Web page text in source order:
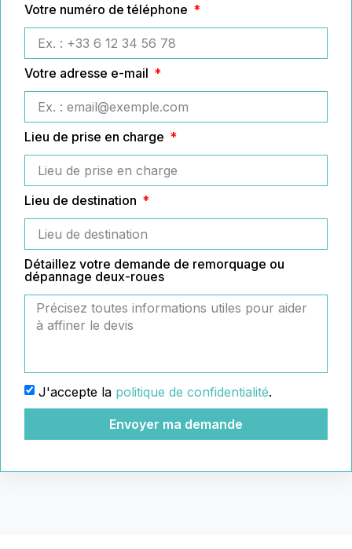
Votre numéro de téléphone
Votre adresse e-mail
Lieu de prise en charge
Lieu de destination
Détaillez votre demande de remorquage ou
dépannage deux-roues
J'accepte la politique de confidentialité.
Envoyer ma demande